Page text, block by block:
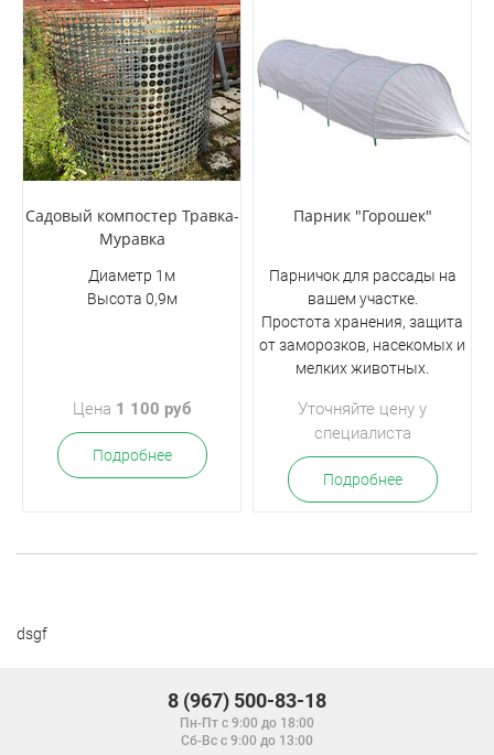
Садовый компостер Травка-
Муравка
Диаметр 1м
Высота 0,9м
Цена 1 100 руб
Подробнее
Парник "Горошек"
Парничок для рассады на
вашем участке.
Простота хранения, защита
от заморозков, насекомых и
мелких животных.
Уточняйте цену у
специалиста
Подробнее
dsgf
8 (967) 500-83-18
Пн-Пт с 9:00 до 18:00
Сб-Вс с 9:00 до 13:00